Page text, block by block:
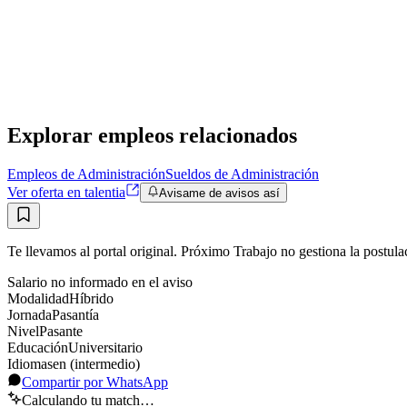
Explorar empleos relacionados
Empleos de AdministraciónSueldos de Administración
Ver oferta en talentia
Avisame de avisos así
Te llevamos al portal original. Próximo Trabajo no gestiona la
Salario no informado en el aviso
ModalidadHíbrido
JornadaPasantía
NivelPasante
EducaciónUniversitario
Idiomasen (intermedio)
Compartir por WhatsApp
Calculando tu match…